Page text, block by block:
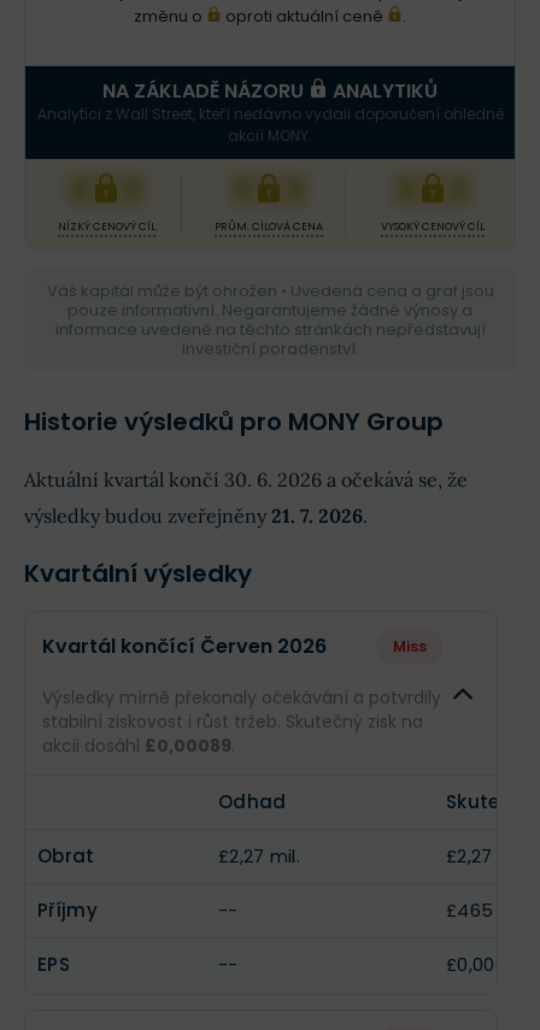
změnu o
oproti aktuální ceně .
NA ZÁKLADĚ NÁZORU ANALYTIKŮ
Analytici z Wall Street, kteří nedávno vydali doporučení ohledně
akcií MONY.
XXX
NÍZKÝ CENOVÝ CÍL
XXX
PRŮM. CÍLOVÁ CENA
XXX
VYSOKÝ CENOVÝ CÍL
Váš kapitál může být ohrožen • Uvedená cena a graf jsou
pouze informativní. Negarantujeme žádné výnosy a
informace uvedené na těchto stránkách nepředstavují
investiční poradenství.
Historie výsledků pro MONY Group
Aktuální kvartál končí 30. 6. 2026 a očekává se, že
výsledky budou zveřejněny 21. 7. 2026.
Kvartální výsledky
Kvartál končící Červen 2026 Miss
Výsledky mírně překonaly očekávání a potvrdily
stabilní ziskovost i růst tržeb. Skutečný zisk na
akcii dosáhl £0,00089.
Odhad
Obrat £2,27 mil. £2,27 mil.
Příjmy -- £465 tis.
EPS -- £0,00089